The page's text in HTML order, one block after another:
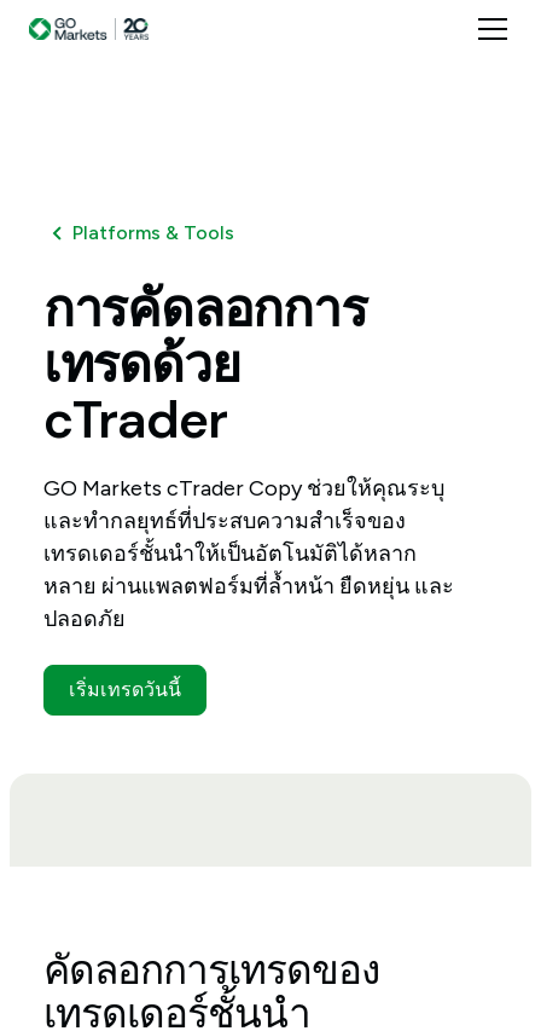
Platforms & Tools
การคัดลอกการ
เทรดด้วย
cTrader
GO Markets cTrader Copy ช่วยให้คุณระบุ
และทำกลยุทธ์ที่ประสบความสำเร็จของ
เทรดเดอร์ชั้นนำให้เป็นอัตโนมัติได้หลาก
หลาย ผ่านแพลตฟอร์มที่ล้ำหน้า ยืดหยุ่น และ
ปลอดภัย
เริ่มเทรดวันนี้
คัดลอกการเทรดของ
เทรดเดอร์ชั้นนำ